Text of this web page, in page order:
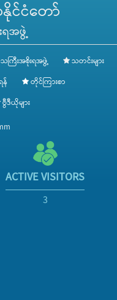
င်ငံတော်
ရအဖွဲ့
ကြီးအစိုးရအဖွဲ့
သတင်းများ
တိုင်ကြားစာ
ဗွီဒီယိုများ
ACTIVE VISITORS
3